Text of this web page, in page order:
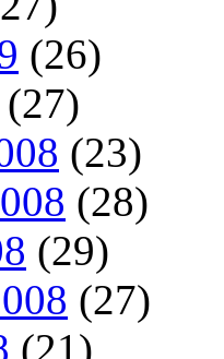
(26)
(27)
(23)
(28)
(29)
(27)
(21)